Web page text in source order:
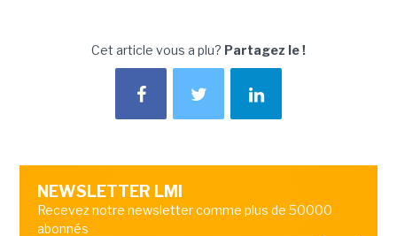
Cet article vous a plu? Partagez le !
NEWSLETTER LMI
Recevez notre newsletter comme plus de 50000
abonnés